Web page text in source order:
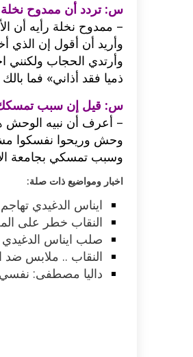
س: تردد أن ممدوح نخلة
– ممدوح نخلة رأيه أن
وأريد أن أقول إن الذي
وأرتدي الحجاب
ذميا فقد أذاني» فما
س: قيل إن سبب تمسكك
– أعرف أن نبيه الوحش هو
وحش وريحوا نفسكوا
وسبب تمسكي بجامعة
اخبار ومواضيع ذات صلة:
ايناس الدغيدي
النقاب خطر على
صلب ايناس الدغيدي
النقاب .. ملابس ضد
داليا مصطفى: